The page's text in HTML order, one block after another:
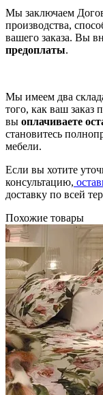
Мы заключаем
производства,
вашего заказа. Вы
предоплаты.
Мы имеем два
того, как ваш заказ
вы оплачиваете
становитесь
мебели.
Если вы хотите
консультацию,
доставку по всей
Похожие товары